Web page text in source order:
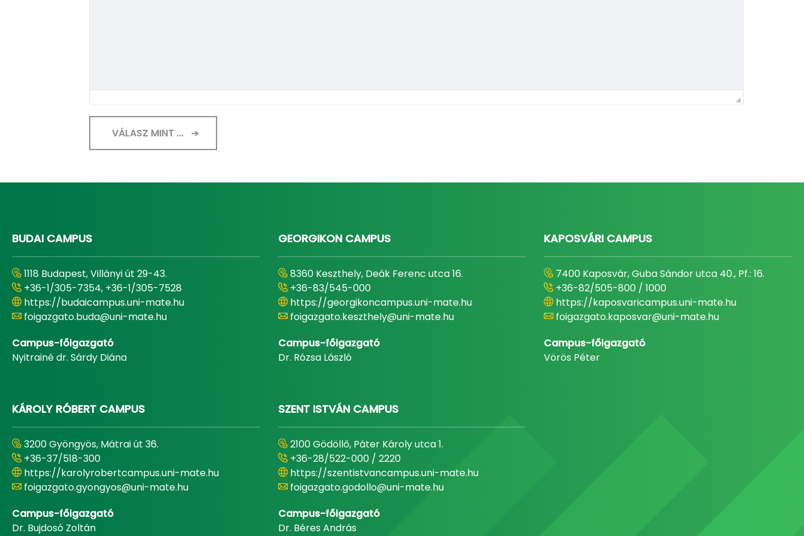
VÁLASZ MINT ...
BUDAI CAMPUS
1118 Budapest, Villányi út 29-43.
+36-1/305-7354, +36-1/305-7528
https://budaicampus.uni-mate.hu
foigazgato.buda@uni-mate.hu
Campus-főigazgató
Nyitrainé dr. Sárdy Diána
GEORGIKON CAMPUS
8360 Keszthely, Deák Ferenc utca 16.
+36-83/545-000
https://georgikoncampus.uni-mate.hu
foigazgato.keszthely@uni-mate.hu
Campus-főigazgató
Dr. Rózsa László
KAPOSVÁRI CAMPUS
7400 Kaposvár, Guba Sándor utca 40., Pf.: 16.
+36-82/505-800 / 1000
https://kaposvaricampus.uni-mate.hu
foigazgato.kaposvar@uni-mate.hu
Campus-főigazgató
Vörös Péter
KÁROLY RÓBERT CAMPUS
3200 Gyöngyös, Mátrai út 36.
+36-37/518-300
https://karolyrobertcampus.uni-mate.hu
foigazgato.gyongyos@uni-mate.hu
Campus-főigazgató
Dr. Bujdosó Zoltán
SZENT ISTVÁN CAMPUS
2100 Gödöllő, Páter Károly utca 1.
+36-28/522-000 / 2220
https://szentistvancampus.uni-mate.hu
foigazgato.godollo@uni-mate.hu
Campus-főigazgató
Dr. Béres András